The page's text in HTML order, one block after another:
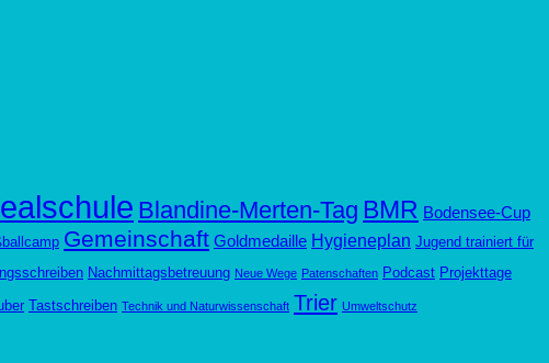
Blandine-Merten-Tag BMR Bodensee-Cup
Gemeinschaft Goldmedaille Hygieneplan Jugend trainiert für
Nachmittagsbetreuung Neue Wege Patenschaften Podcast Projekttage
Tastschreiben Technik und Naturwissenschaft Trier Umweltschutz